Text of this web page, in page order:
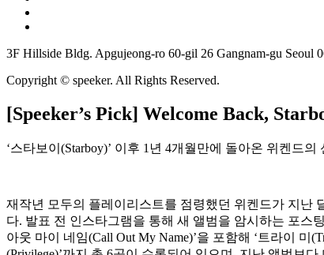
3F Hillside Bldg. Apgujeong-ro 60-gil 26 Gangnam-gu Seoul
Copyright © speeker. All Rights Reserved.
[Speeker’s Pick] Welcome Back,
‘스타보이(Starboy)’ 이후 1년 4개월만에 돌아온 위켄드의
재작년 모두의 플레이리스트를 점령했던 위켄드가 지난
다. 발표 전 인스타그램을 통해 새 앨범을 암시하는 포스
아웃 마이 네임(Call Out My Name)’을 포함해 ‘트라이 미